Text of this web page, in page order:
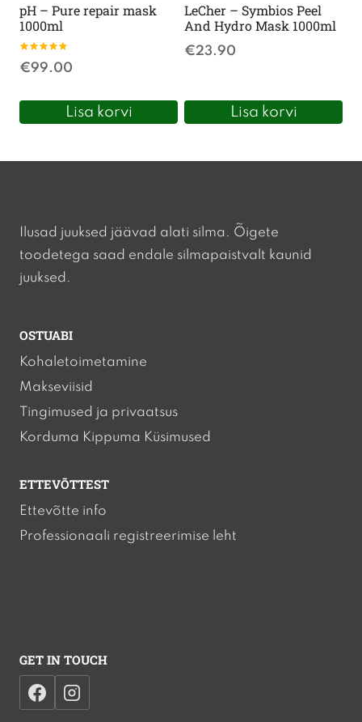
pH – Pure repair mask
1000ml
Hinnanguga
5.00
€99.00
Lisa korvi
LeCher – Symbios Peel
And Hydro Mask 1000ml
€23.90
Lisa korvi
Ilusad juuksed jäävad alati silma. Õigete
toodetega saad endale silmapaistvalt kaunid
juuksed.
OSTUABI
Kohaletoimetamine
Makseviisid
Tingimused ja privaatsus
Korduma Kippuma Küsimused
ETTEVÕTTEST
Ettevõtte info
Professionaali registreerimise leht
GET IN TOUCH